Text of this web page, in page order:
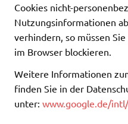
Cookies nicht-
Nutzungsinformationen
verhindern, so müssen
im Browser blockieren.
Weitere Informationen
finden Sie in der
unter: www.google.de/